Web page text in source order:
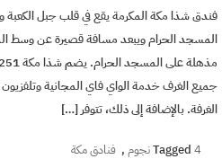
فندق شذا مكة المكرمة يقع في قلب جبل
المسجد الحرام ويبعد مسافة قصيرة عن وسط
جميع الغرف خدمة الواي فاي المجانية
الغرفة. بالإضافة إلى ذلك، تتوفر […]
Tagged4 نجوم , فنادق مكة